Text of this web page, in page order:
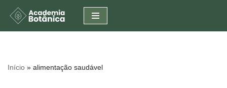
Pular
conteúdo
Início » alimentação saudável